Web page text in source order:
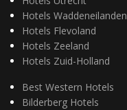
Hotels Waddeneilanden
Hotels Flevoland
Hotels Zeeland
Hotels Zuid-Holland
Best Western Hotels
Bilderberg Hotels